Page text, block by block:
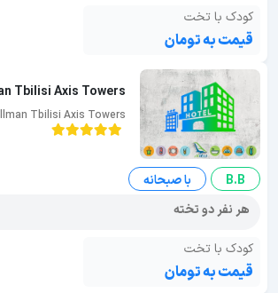
کودک با تخت
قیمت به تومان
Tbilisi Axis Towers
Tbilisi Axis Towers
B.B
با صبحانه
هر نفر دو تخته
کودک با تخت
قیمت به تومان